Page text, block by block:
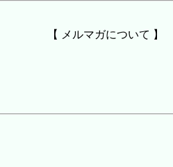
【 メルマガについて 】